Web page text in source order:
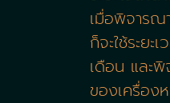
เมื่อพิจารณ
ก็จะใช้ระย
เดือน และ
ของเครื่อง